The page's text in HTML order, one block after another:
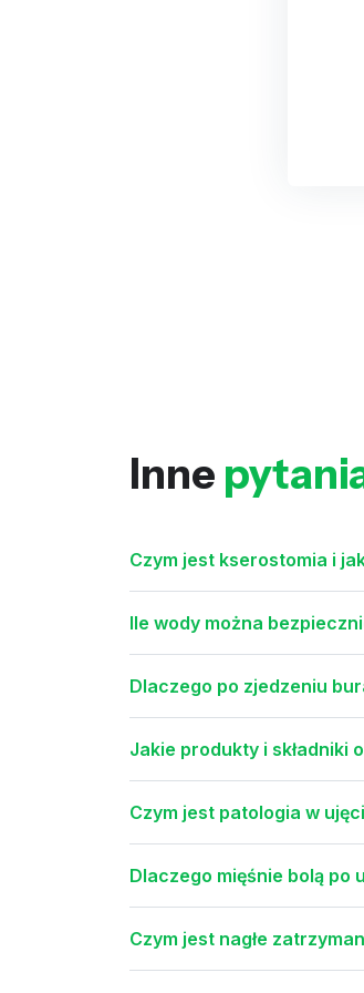
Inne
Czym jest kserostomia i
Ile wody można
Dlaczego po zjedzeniu
Jakie produkty i składniki
Czym jest patologia w
Dlaczego mięśnie bolą po
Czym jest nagłe